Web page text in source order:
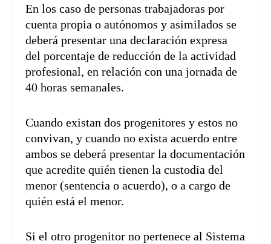
En los caso de personas trabajadoras por
cuenta propia o autónomos y asimilados se
deberá presentar una declaración expresa
del porcentaje de reducción de la actividad
profesional, en relación con una jornada de
40 horas semanales.
Cuando existan dos progenitores y estos no
convivan, y cuando no exista acuerdo entre
ambos se deberá presentar la documentación
que acredite quién tienen la custodia del
menor (sentencia o acuerdo), o a cargo de
quién está el menor.
Si el otro progenitor no pertenece al Sistema